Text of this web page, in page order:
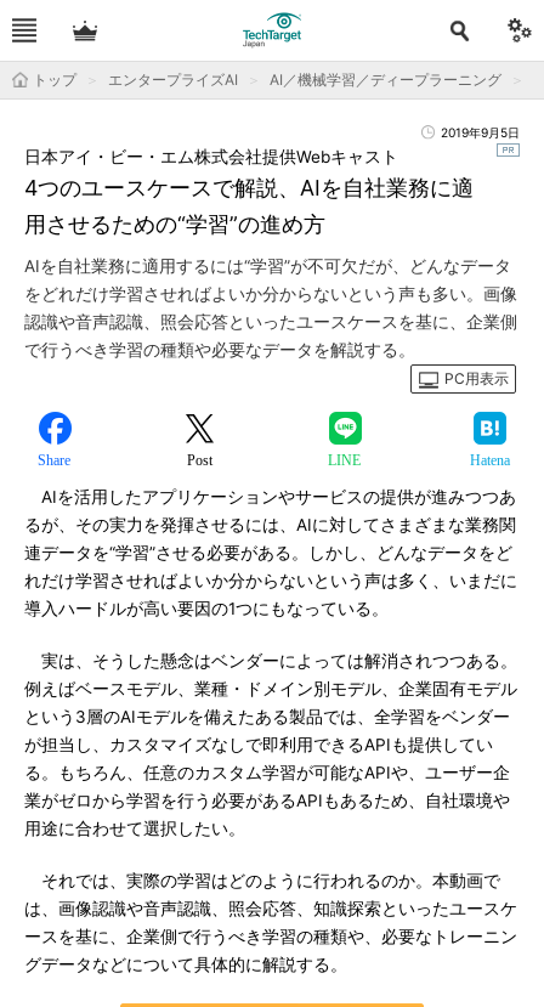
トップ エンタープライズAI AI／機械学習／ディープラーニング
2019年9月5日
4つのユースケースで解説、AIを自社業務に適
用させるための“学習”の進め方
日本アイ・ビー・エム株式会社提供Webキャスト
AIを自社業務に適用するには“学習”が不可欠だが、どんなデータ
をどれだけ学習させればよいか分からないという声も多い。画像
認識や音声認識、照会応答といったユースケースを基に、企業側
で行うべき学習の種類や必要なデータを解説する。
PC用表示
Share Post LINE Hatena
AIを活用したアプリケーションやサービスの提供が進みつつあ
るが、その実力を発揮させるには、AIに対してさまざまな業務関
連データを“学習”させる必要がある。しかし、どんなデータをど
れだけ学習させればよいか分からないという声は多く、いまだに
導入ハードルが高い要因の1つにもなっている。
実は、そうした懸念はベンダーによっては解消されつつある。
例えばベースモデル、業種・ドメイン別モデル、企業固有モデル
という3層のAIモデルを備えたある製品では、全学習をベンダー
が担当し、カスタマイズなしで即利用できるAPIも提供してい
る。もちろん、任意のカスタム学習が可能なAPIや、ユーザー企
業がゼロから学習を行う必要があるAPIもあるため、自社環境や
用途に合わせて選択したい。
それでは、実際の学習はどのように行われるのか。本動画で
は、画像認識や音声認識、照会応答、知識探索といったユースケ
ースを基に、企業側で行うべき学習の種類や、必要なトレーニン
グデータなどについて具体的に解説する。